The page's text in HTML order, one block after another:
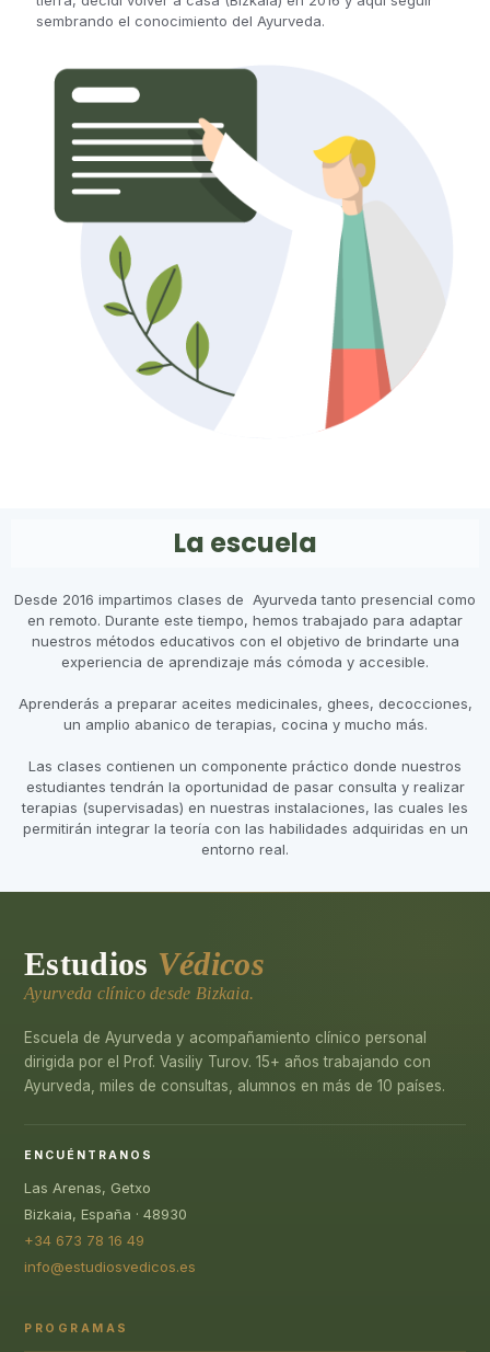
sembrando el conocimiento del Ayurveda.
La escuela
Desde 2016 impartimos clases de Ayurveda tanto presencial como
en remoto. Durante este tiempo, hemos trabajado para adaptar
nuestros métodos educativos con el objetivo de brindarte una
experiencia de aprendizaje más cómoda y accesible.
Aprenderás a preparar aceites medicinales, ghees, decocciones,
un amplio abanico de terapias, cocina y mucho más.
Las clases contienen un componente práctico donde nuestros
estudiantes tendrán la oportunidad de pasar consulta y realizar
terapias (supervisadas) en nuestras instalaciones, las cuales les
permitirán integrar la teoría con las habilidades adquiridas en un
entorno real.
Estudios Védicos
Ayurveda clínico desde Bizkaia.
Escuela de Ayurveda y acompañamiento clínico personal
dirigida por el Prof. Vasiliy Turov. 15+ años trabajando con
Ayurveda, miles de consultas, alumnos en más de 10 países.
ENCUÉNTRANOS
Las Arenas, Getxo
Bizkaia, España · 48930
+34 673 78 16 49
info@estudiosvedicos.es
PROGRAMAS